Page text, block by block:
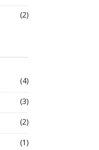
(2)
(4)
(3)
(2)
(1)